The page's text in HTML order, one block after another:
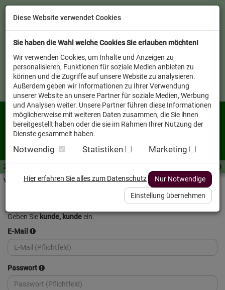
Zutaten A-Z
Service FAQ
Verkäufer vor Ort
Geben Siekunde, kundeein.
E-Mail
Passwort
Diese Website verwendet Cookies
Sie haben die Wahl welche Cookies Sie erlauben möchten!
Wir verwenden Cookies, um Inhalte und Anzeigen zu
personalisieren, Funktionen für soziale Medien anbieten zu
können und die Zugriffe auf unsere Website zu analysieren.
Außerdem geben wir Informationen zu Ihrer Verwendung
unserer Website an unsere Partner für soziale Medien, Werbung
und Analysen weiter. Unsere Partner führen diese Informationen
möglicherweise mit weiteren Daten zusammen, die Sie ihnen
bereitgestellt haben oder die sie im Rahmen Ihrer Nutzung der
Dienste gesammelt haben.
Notwendig Statistiken Marketing
Hier erfahren Sie alles zum Datenschutz Nur Notwendige
Einstellung übernehmen